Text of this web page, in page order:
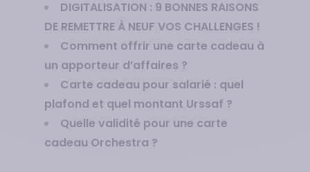
DIGITALISATION : 9 BONNES RAISONS
DE REMETTRE À NEUF VOS CHALLENGES !
Comment offrir une carte cadeau à
un apporteur d’affaires ?
Carte cadeau pour salarié : quel
plafond et quel montant Urssaf ?
Quelle validité pour une carte
cadeau Orchestra ?